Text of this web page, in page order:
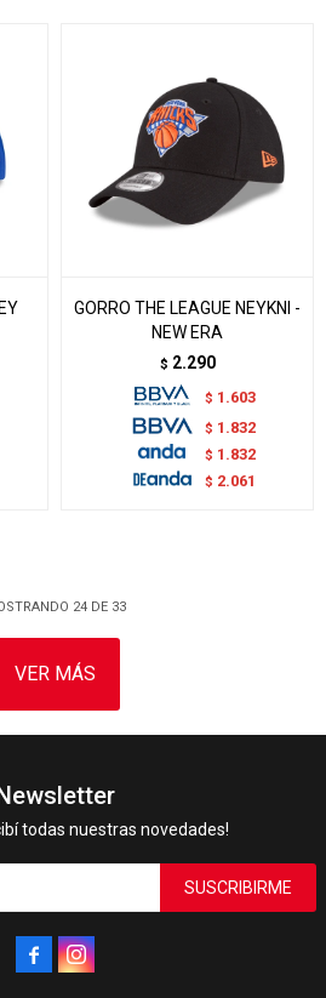
GORRO THE LEAGUE NEYKNI -
NEW ERA
$ 2.290
$ 1.603
$ 1.832
$ 1.832
$ 2.061
24DE 33
VER MÁS
todas nuestras novedades!
SUSCRIBIRME
 